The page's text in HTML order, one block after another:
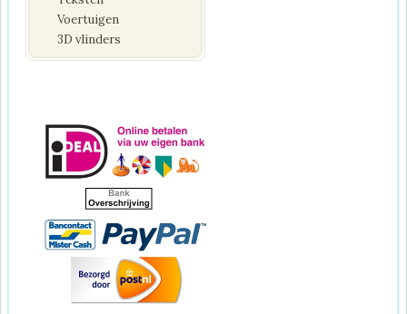
Voertuigen
3D vlinders